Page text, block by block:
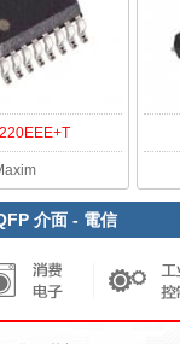
介面 - 電信